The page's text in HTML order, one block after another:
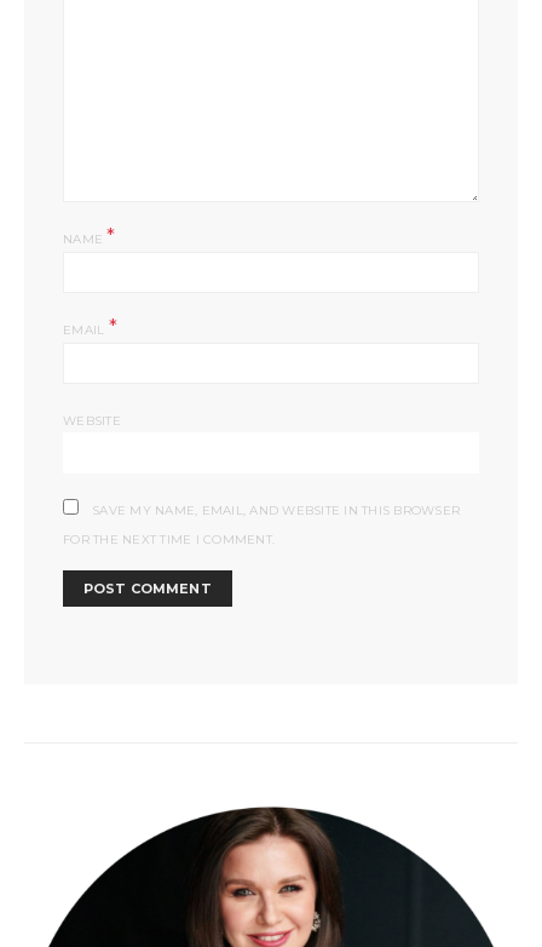
NAME*
EMAIL *
WEBSITE
SAVE MY NAME, EMAIL, AND WEBSITE IN THIS BROWSER
FOR THE NEXT TIME I COMMENT.